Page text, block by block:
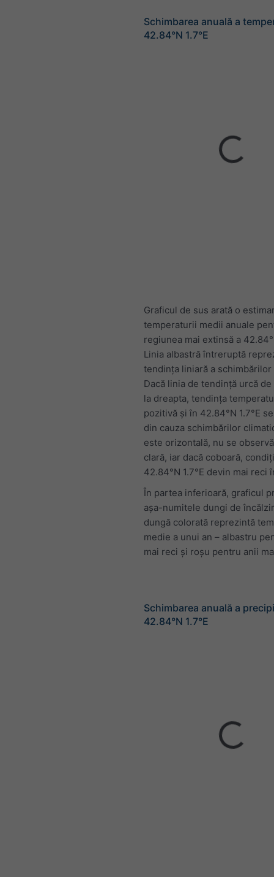
Schimbarea anuală a
42.84°N 1.7°E
Graficul de sus arată o
temperaturii medii anuale
regiunea mai extinsă a
Linia albastră întreruptă
tendința liniară a
Dacă linia de tendință urcă de
la dreapta, tendința
pozitivă și în 42.84°N 1.7°E
din cauza schimbărilor
este orizontală, nu se
clară, iar dacă coboară,
42.84°N 1.7°E devin mai reci
În partea inferioară, graficul
așa-numitele dungi de
dungă colorată reprezintă
medie a unui an – albastru
mai reci și roșu pentru anii
Schimbarea anuală a
42.84°N 1.7°E